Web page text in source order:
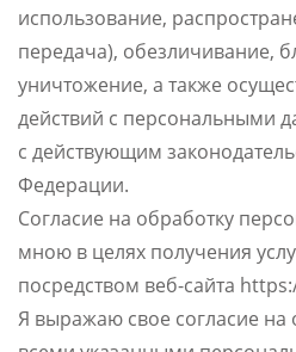
использование,
передача), обезличивание,
уничтожение, а также
действий с персональными
с действующим
Федерации.
Согласие на обработку
мною в целях получения
посредством веб-сайта
Я выражаю свое согласие на